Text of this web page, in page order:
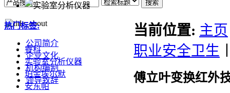
搜索
热门标签:
睿科
实验室分析仪器
珀金埃尔默
安东帕
公司简介
企业文化
机构编制
领导致辞
当前位置: 主页
职业安全卫生
傅立叶变换红外